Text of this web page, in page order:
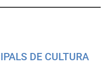
DE CULTURA